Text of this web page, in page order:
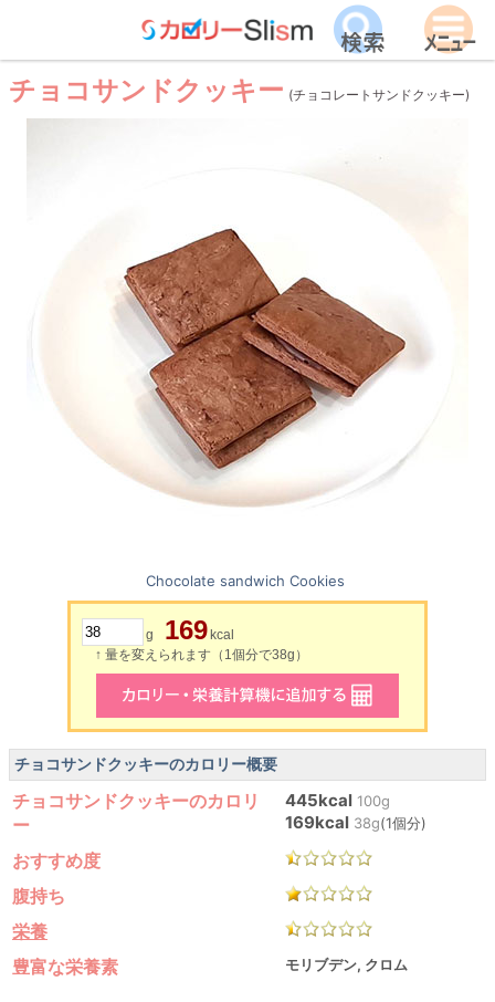
チョコサンドクッキー (チョコレートサンドクッキー)
Chocolate sandwich Cookies
g 169 kcal
↑ 量を変えられます（1個分で38g）
チョコサンドクッキーのカロリー概要
チョコサンドクッキーのカロリ
ー
445kcal 100g
169kcal 38g(1個分)
おすすめ度
腹持ち
栄養
豊富な栄養素
モリブデン, クロム